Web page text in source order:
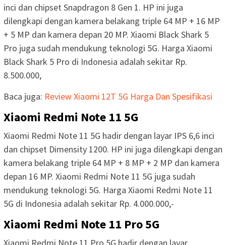
inci dan chipset Snapdragon 8 Gen 1. HP ini juga
dilengkapi dengan kamera belakang triple 64 MP + 16 MP
+ 5 MP dan kamera depan 20 MP. Xiaomi Black Shark 5
Pro juga sudah mendukung teknologi 5G. Harga Xiaomi
Black Shark 5 Pro di Indonesia adalah sekitar Rp.
8.500.000,
Baca juga: Review Xiaomi 12T 5G Harga Dan Spesifikasi
Xiaomi Redmi Note 11 5G
Xiaomi Redmi Note 11 5G hadir dengan layar IPS 6,6 inci
dan chipset Dimensity 1200. HP ini juga dilengkapi dengan
kamera belakang triple 64 MP + 8 MP + 2 MP dan kamera
depan 16 MP. Xiaomi Redmi Note 11 5G juga sudah
mendukung teknologi 5G. Harga Xiaomi Redmi Note 11
5G di Indonesia adalah sekitar Rp. 4.000.000,-
Xiaomi Redmi Note 11 Pro 5G
Xiaomi Redmi Note 11 Pro 5G hadir dengan layar